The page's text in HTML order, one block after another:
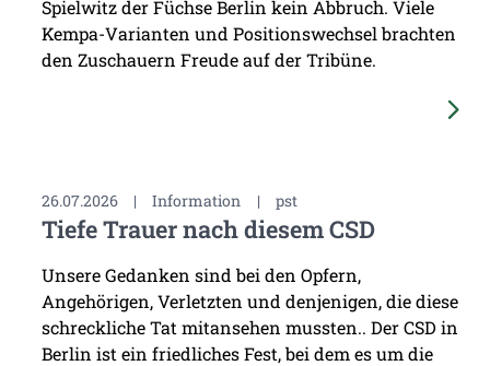
Spielwitz der Füchse Berlin kein Abbruch. Viele
Kempa-Varianten und Positionswechsel brachten
den Zuschauern Freude auf der Tribüne.
26.07.2026 | Information | pst
Tiefe Trauer nach diesem CSD
Unsere Gedanken sind bei den Opfern,
Angehörigen, Verletzten und denjenigen, die diese
schreckliche Tat mitansehen mussten.. Der CSD in
Berlin ist ein friedliches Fest, bei dem es um die